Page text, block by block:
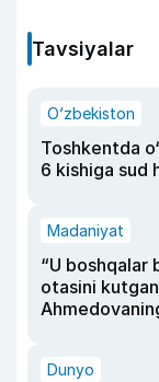
Tavsiyalar
O‘zbekiston
Toshkentda
6 kishiga sud
Madaniyat
“U boshqalar
otasini
Dunyo